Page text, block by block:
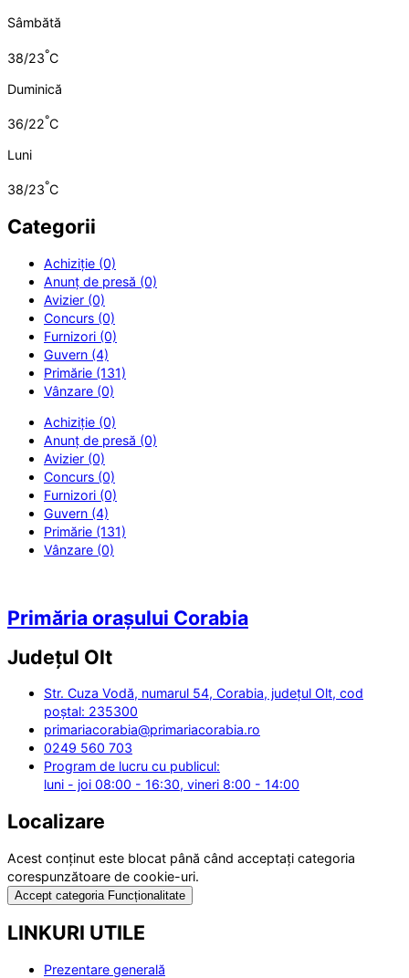
Sâmbătă
38/23°C
Duminică
36/22°C
Luni
38/23°C
Categorii
Achiziție (0)
Anunț de presă (0)
Avizier (0)
Concurs (0)
Furnizori (0)
Guvern (4)
Primărie (131)
Vânzare (0)
Achiziție (0)
Anunț de presă (0)
Avizier (0)
Concurs (0)
Furnizori (0)
Guvern (4)
Primărie (131)
Vânzare (0)
Primăria orașului Corabia
Județul Olt
Str. Cuza Vodă, numarul 54, Corabia, județul Olt, cod
poștal: 235300
primariacorabia@primariacorabia.ro
0249 560 703
Program de lucru cu publicul:
luni - joi 08:00 - 16:30, vineri 8:00 - 14:00
Localizare
Acest conținut este blocat până când acceptați categoria
corespunzătoare de cookie-uri.
Accept categoria Funcționalitate
LINKURI UTILE
Prezentare generală